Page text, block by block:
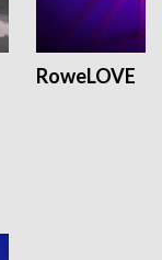
RoweLOVE